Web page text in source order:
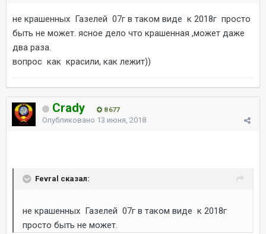
не крашенных Газелей 07г в таком виде к 2018г просто
быть не может. ясное дело что крашенная ,может даже
два раза.
вопрос как красили, как лежит))
Crady 8 677
Опубликовано 13 июня, 2018
Fevral сказал:
не крашенных Газелей 07г в таком виде к 2018г
просто быть не может.